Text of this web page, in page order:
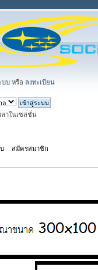
บบ หรือ ลงทะเบียน
ลาในเซสชั่น
สมัครสมาชิก